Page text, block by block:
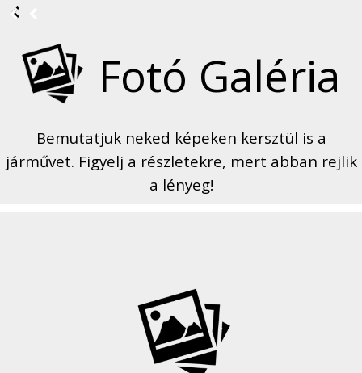
Fotó Galéria
Bemutatjuk neked képeken kersztül is a
járművet. Figyelj a részletekre, mert abban rejlik
a lényeg!